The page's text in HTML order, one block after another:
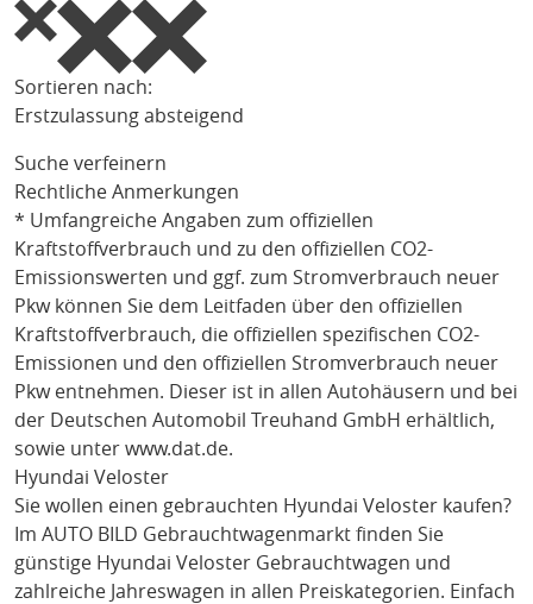
Sortieren nach:
Erstzulassung absteigend
Suche verfeinern
Rechtliche Anmerkungen
* Umfangreiche Angaben zum offiziellen
Kraftstoffverbrauch und zu den offiziellen CO2-
Emissionswerten und ggf. zum Stromverbrauch neuer
Pkw können Sie dem Leitfaden über den offiziellen
Kraftstoffverbrauch, die offiziellen spezifischen CO2-
Emissionen und den offiziellen Stromverbrauch neuer
Pkw entnehmen. Dieser ist in allen Autohäusern und bei
der Deutschen Automobil Treuhand GmbH erhältlich,
sowie unter www.dat.de.
Hyundai Veloster
Sie wollen einen gebrauchten Hyundai Veloster kaufen?
Im AUTO BILD Gebrauchtwagenmarkt finden Sie
günstige Hyundai Veloster Gebrauchtwagen und
zahlreiche Jahreswagen in allen Preiskategorien. Einfach